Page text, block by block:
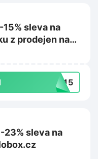
sleva na
z prodejen na
AL15
23% sleva na